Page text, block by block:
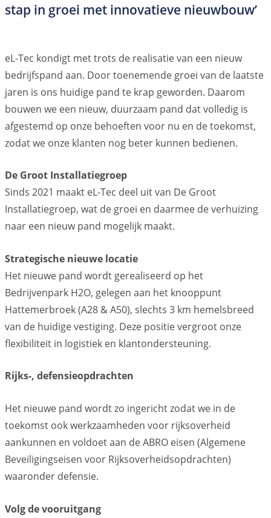
stap in groei met innovatieve nieuwbouw’
eL-Tec kondigt met trots de realisatie van een nieuw
bedrijfspand aan. Door toenemende groei van de laatste
jaren is ons huidige pand te krap geworden. Daarom
bouwen we een nieuw, duurzaam pand dat volledig is
afgestemd op onze behoeften voor nu en de toekomst,
zodat we onze klanten nog beter kunnen bedienen.
De Groot Installatiegroep
Sinds 2021 maakt eL-Tec deel uit van De Groot
Installatiegroep, wat de groei en daarmee de verhuizing
naar een nieuw pand mogelijk maakt.
Strategische nieuwe locatie
Het nieuwe pand wordt gerealiseerd op het
Bedrijvenpark H2O, gelegen aan het knooppunt
Hattemerbroek (A28 & A50), slechts 3 km hemelsbreed
van de huidige vestiging. Deze positie vergroot onze
flexibiliteit in logistiek en klantondersteuning.
Rijks-, defensieopdrachten
Het nieuwe pand wordt zo ingericht zodat we in de
toekomst ook werkzaamheden voor rijksoverheid
aankunnen en voldoet aan de ABRO eisen (Algemene
Beveiligingseisen voor Rijksoverheidsopdrachten)
waaronder defensie.
Volg de vooruitgang